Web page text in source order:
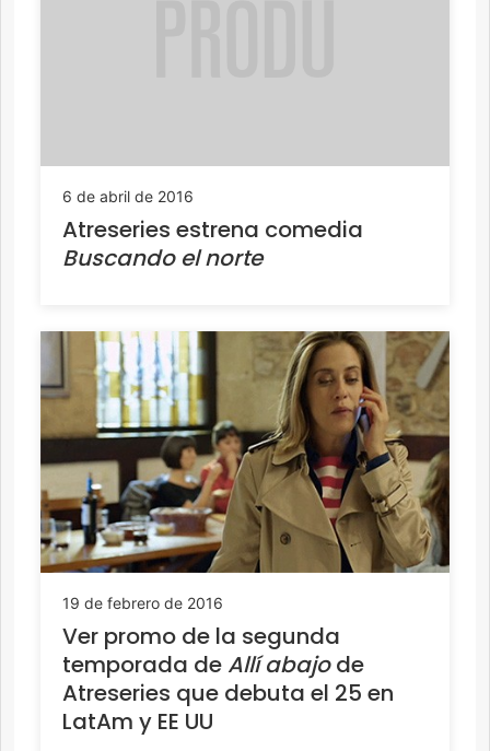
6 de abril de 2016
Atreseries estrena comedia
Buscando el norte
19 de febrero de 2016
Ver promo de la segunda
temporada de Allí abajode
Atreseries que debuta el 25 en
LatAm y EE UU